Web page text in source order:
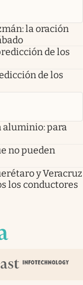
la oración
de los
de los
aluminio: para
no pueden
y Veracruz
los conductores
pestaña
nueva pestaña
en nueva pestaña